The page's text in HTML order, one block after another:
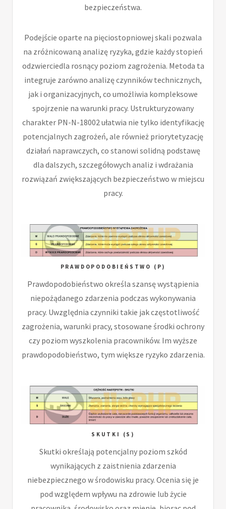
bezpieczeństwa.
Podejście oparte na pięciostopniowej skali pozwala
na zróżnicowaną analizę ryzyka, gdzie każdy stopień
odzwierciedla rosnący poziom zagrożenia. Metoda ta
integruje zarówno analizę czynników technicznych,
jak i organizacyjnych, co umożliwia kompleksowe
spojrzenie na warunki pracy. Ustrukturyzowany
charakter PN-N-18002 ułatwia nie tylko identyfikację
potencjalnych zagrożeń, ale również priorytetyzację
działań naprawczych, co stanowi solidną podstawę
dla dalszych, szczegółowych analiz i wdrażania
rozwiązań zwiększających bezpieczeństwo w miejscu
pracy.
PRAWDOPODOBIEŃSTWO (P)
Prawdopodobieństwo określa szansę wystąpienia
niepożądanego zdarzenia podczas wykonywania
pracy. Uwzględnia czynniki takie jak częstotliwość
zagrożenia, warunki pracy, stosowane środki ochrony
czy poziom wyszkolenia pracowników. Im wyższe
prawdopodobieństwo, tym większe ryzyko zdarzenia.
SKUTKI (S)
Skutki określają potencjalny poziom szkód
wynikających z zaistnienia zdarzenia
niebezpiecznego w środowisku pracy. Ocenia się je
pod względem wpływu na zdrowie lub życie